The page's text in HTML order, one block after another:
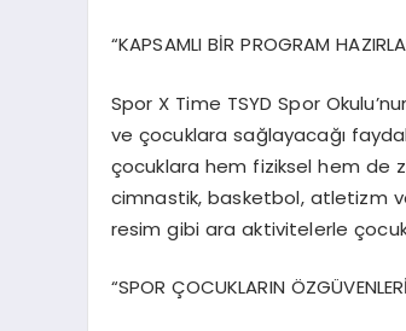
“KAPSAMLI BİR PROGRAM
Spor X Time TSYD Spor
ve çocuklara sağlayacağı
çocuklara hem fiziksel hem de
cimnastik, basketbol, atletizm
resim gibi ara aktivitelerle
“SPOR ÇOCUKLARIN